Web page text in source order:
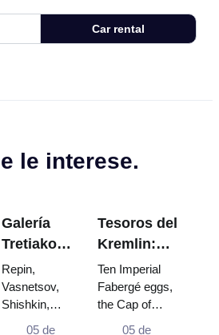
Car rental
le interese.
Galería
Tretiakov:
Las obras
maestras
que valen
la pena
Repin,
Vasnetsov,
Shishkin,
05 de
Tesoros del
Kremlin:
Huevos
Fabergé,
Tronos y
Túnicas de
Ten Imperial
Fabergé eggs,
the Cap of
05 de